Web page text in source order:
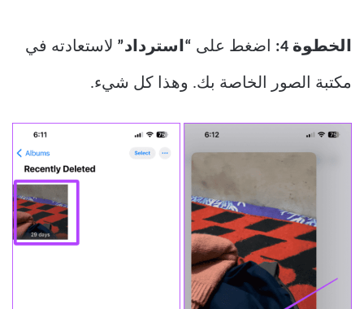
الخطوة 4: اضغط على “استرداد” لاستعادته في
مكتبة الصور الخاصة بك. وهذا كل شيء.